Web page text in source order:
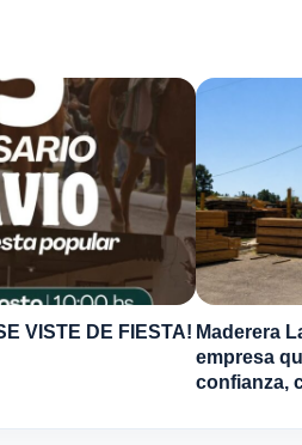
VISTE DE FIESTA! Maderera
empresa
confianza,